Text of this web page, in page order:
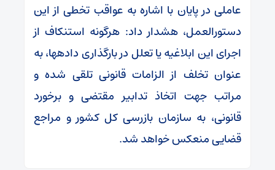
عاملی در پایان با اشاره به عواقب تخطی از این
دستورالعمل، هشدار داد: هرگونه استنکاف از
اجرای این ابلاغیه یا تعلل در بارگذاری دادهها، به
عنوان تخلف از الزامات قانونی تلقی شده و
مراتب جهت اتخاذ تدابیر مقتضی و برخورد
قانونی، به سازمان بازرسی کل کشور و مراجع
قضایی منعکس خواهد شد.